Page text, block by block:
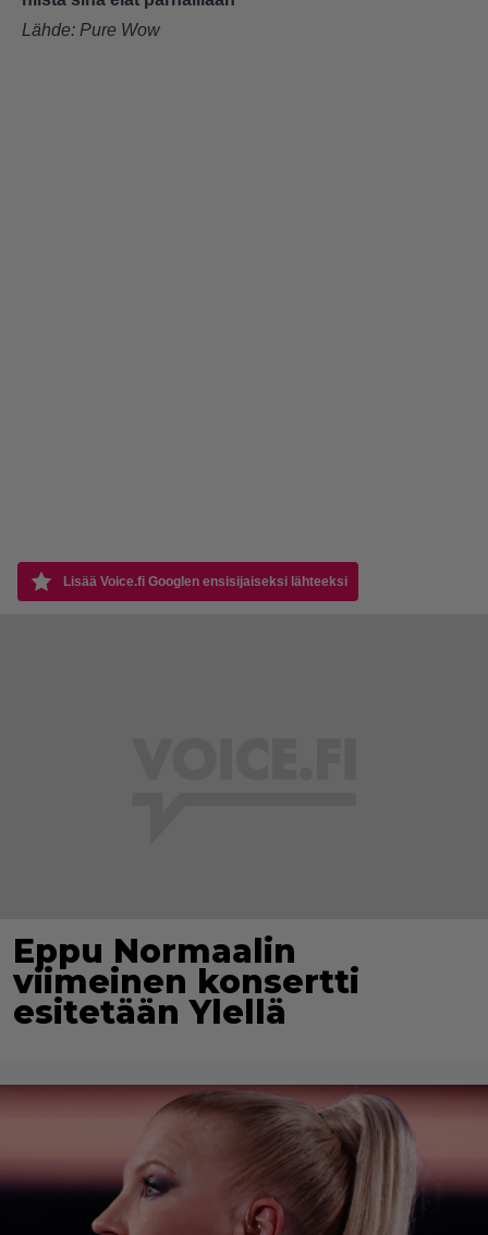
Lähde: Pure Wow
Lisää Voice.fi Googlen ensisijaiseksi lähteeksi
Eppu Normaalin
viimeinen konsertti
esitetään Ylellä